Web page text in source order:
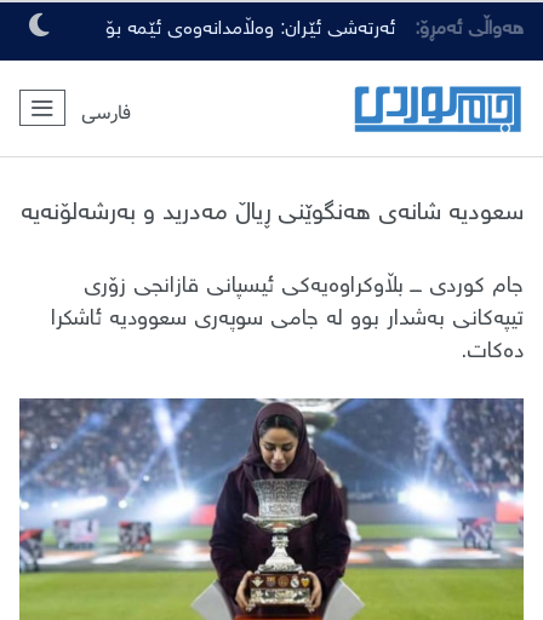
هەواڵی ئەمڕۆ: ئەرتەشی ئێران: وەڵامدانەوەی ئێمە بۆ
هەرچەشنە دەستدرێژیەکی دوژمنان، توندتر
و کەمەرشکێنتر دەبێت
فارسی
سعودیە شانەی هەنگوێنی ڕیاڵ مەدرید و بەرشەلۆنەیە
جام کوردی ـــ بڵاوکراوەیەکی ئیسپانی قازانجی زۆری
تیپەکانی بەشدار بوو لە جامی سوپەری سعوودیە ئاشکرا
دەکات.